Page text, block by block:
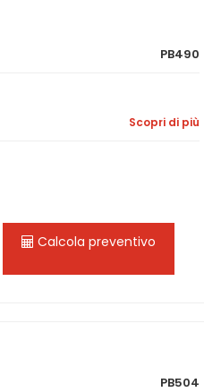
PB490
Scopri di più
Calcola preventivo
PB504